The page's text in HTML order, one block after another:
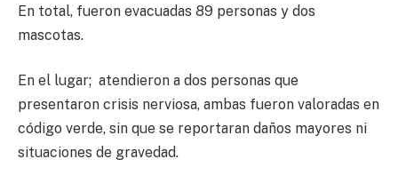
En total, fueron evacuadas 89 personas y dos
mascotas.
En el lugar; atendieron a dos personas que
presentaron crisis nerviosa, ambas fueron valoradas en
código verde, sin que se reportaran daños mayores ni
situaciones de gravedad.